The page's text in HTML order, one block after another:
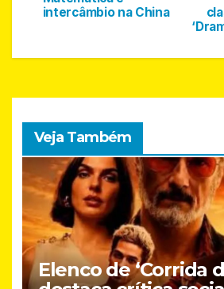
b
o
A
p
intercâmbio na China
Veja Também
Elenco de ‘Corrida